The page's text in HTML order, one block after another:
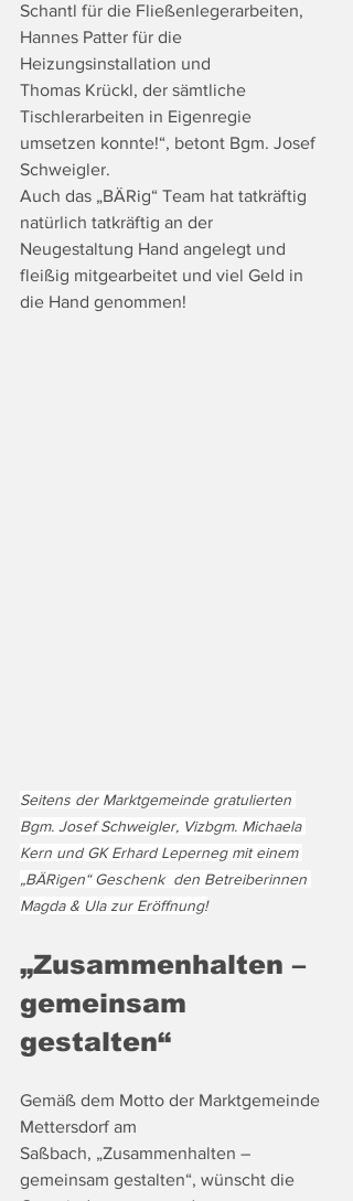
Schantl für die Fließenlegerarbeiten,
Hannes Patter für die
Heizungsinstallation und
Thomas Krückl, der sämtliche
Tischlerarbeiten in Eigenregie
umsetzen konnte!“, betont Bgm. Josef
Schweigler.
Auch das „BÄRig“ Team hat tatkräftig
natürlich tatkräftig an der
Neugestaltung Hand angelegt und
fleißig mitgearbeitet und viel Geld in
die Hand genommen!
Seitens der Marktgemeinde gratulierten
Bgm. Josef Schweigler, Vizbgm. Michaela
Kern und GK Erhard Leperneg mit einem
„BÄRigen“ Geschenk  den Betreiberinnen
Magda & Ula zur Eröffnung!
„Zusammenhalten –
gemeinsam
gestalten“
Gemäß dem Motto der Marktgemeinde
Mettersdorf am
Saßbach, „Zusammenhalten –
gemeinsam gestalten“, wünscht die